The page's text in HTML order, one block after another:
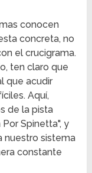
conocen
concreta, no
el crucigrama.
ten claro que
que acudir
Aquí,
de la pista
Spinetta", y
nuestro sistema
constante